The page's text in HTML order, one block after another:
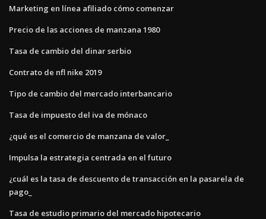
Marketing en línea afiliado cómo comenzar
Precio de las acciones de manzana 1980
Tasa de cambio del dinar serbio
Contrato de nfl nike 2019
Tipo de cambio del mercado interbancario
Tasa de impuesto del iva de mónaco
¿qué es el comercio de manzana de valor_
Impulsa la estrategia centrada en el futuro
¿cuál es la tasa de descuento de transacción en la pasarela de
pago_
Tasa de estudio primario del mercado hipotecario